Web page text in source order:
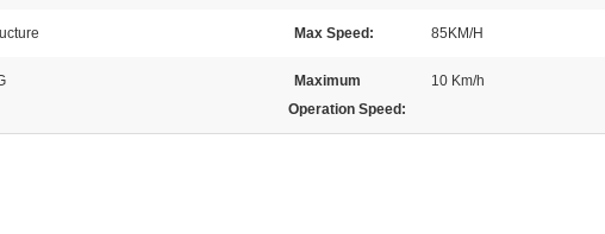
Max Speed: 85KM/H
Maximum
Operation Speed:
10 Km/h